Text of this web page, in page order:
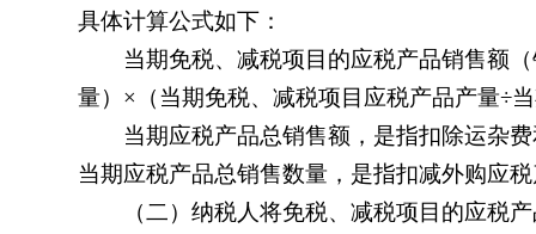
具体计算公式如下：
当期免税、减税项目的应税产品销售额（
量）×（当期免税、减税项目应税产品产量÷
当期应税产品总销售额，是指扣除运杂费
当期应税产品总销售数量，是指扣减外购应
（二）纳税人将免税、减税项目的应税产